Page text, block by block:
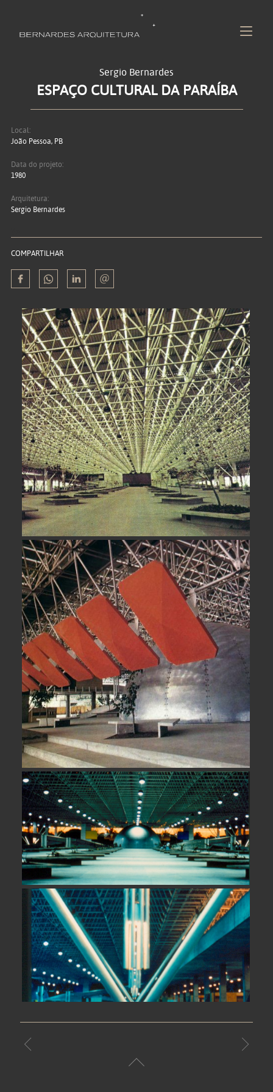
Sergio Bernardes
ESPAÇO CULTURAL DA PARAÍBA
Local:
João Pessoa, PB
Data do projeto:
1980
Arquitetura:
Sergio Bernardes
COMPARTILHAR